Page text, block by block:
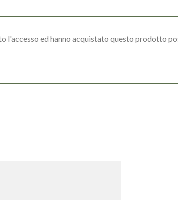
l'accesso ed hanno acquistato questo prodotto